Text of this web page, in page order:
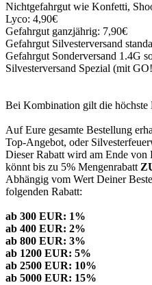
Nichtgefahrgut wie Konfetti,
Lyco: 4,90€
Gefahrgut ganzjährig: 7,90€
Gefahrgut Silvesterversand
Gefahrgut Sonderversand 1.4G
Silvesterversand Spezial (mit
Bei Kombination gilt die höchste
Auf Eure gesamte Bestellung
Top-Angebot, oder
Dieser Rabatt wird am Ende von
könnt bis zu 5% Mengenrabatt
Abhängig vom Wert Deiner
folgenden Rabatt:
ab 300 EUR: 1%
ab 400 EUR: 2%
ab 800 EUR: 3%
ab 1200 EUR: 5%
ab 2500 EUR: 10%
ab 5000 EUR: 15%